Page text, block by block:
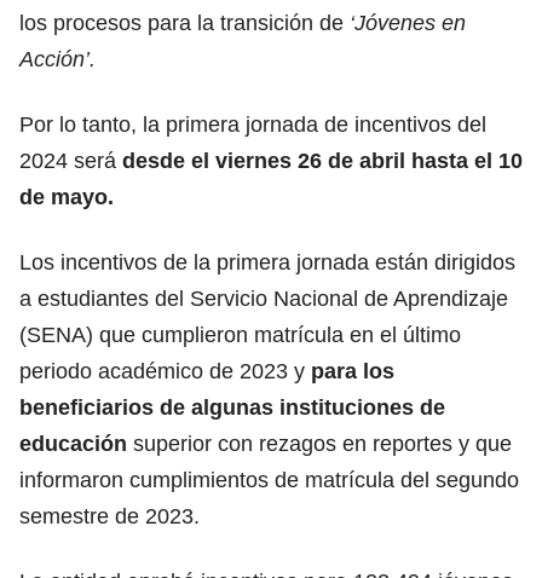
los procesos para la transición de ‘Jóvenes en
Acción’.
Por lo tanto, la primera jornada de incentivos del
2024 será desde el viernes 26 de abril hasta el 10
de mayo.
Los incentivos de la primera jornada están dirigidos
a estudiantes del Servicio Nacional de Aprendizaje
(SENA) que cumplieron matrícula en el último
periodo académico de 2023 y para los
beneficiarios de algunas instituciones de
educación superior con rezagos en reportes y que
informaron cumplimientos de matrícula del segundo
semestre de 2023.